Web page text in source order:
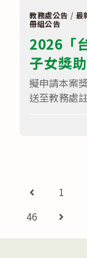
成
績。〉
學
生
獎
助
－
全
國
級
族
語
競
教務處公告 / 最
冊組公告
2026「
子女獎助
擬申請本案
送至教務處
女
Go to the
1
46
Go to